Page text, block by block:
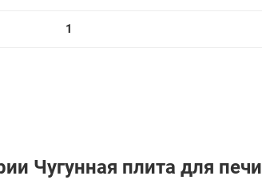
1
Чугунная плита для печи